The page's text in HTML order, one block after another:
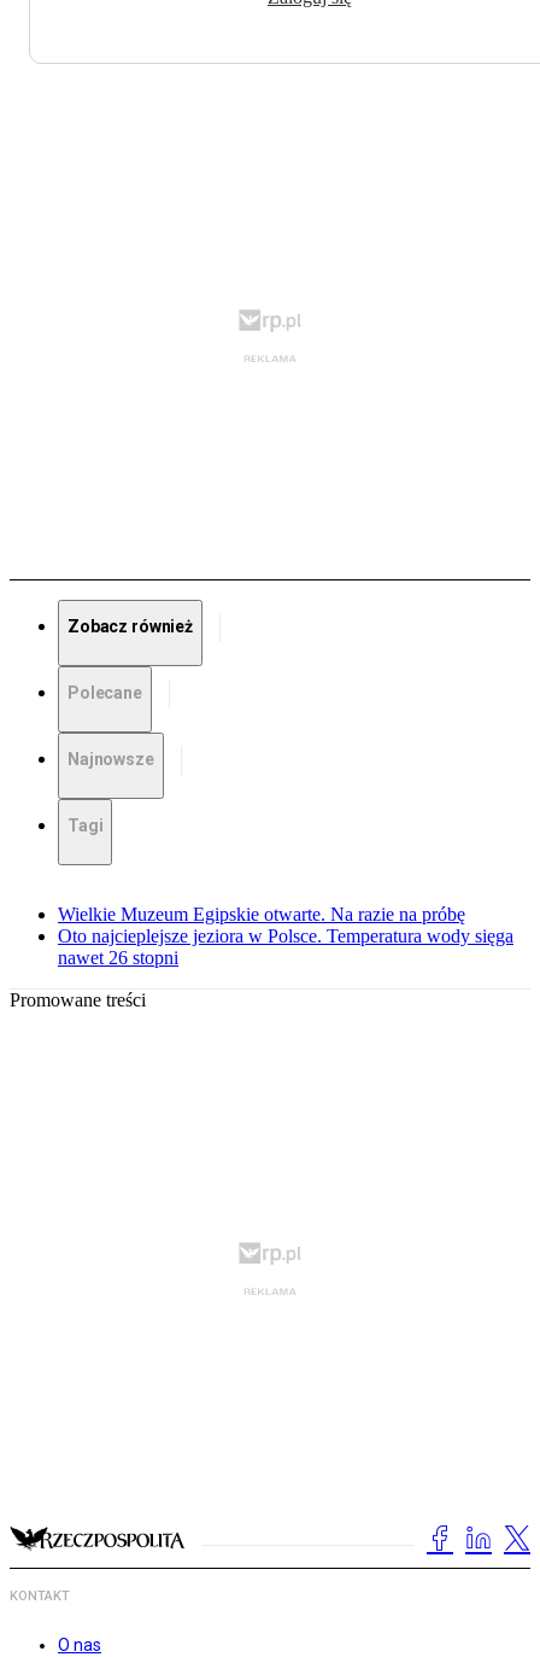
Zobacz również
Polecane
Najnowsze
Tagi
Wielkie Muzeum Egipskie otwarte. Na razie na próbę
Oto najcieplejsze jeziora w Polsce. Temperatura wody sięga
nawet 26 stopni
Promowane treści
KONTAKT
O nas